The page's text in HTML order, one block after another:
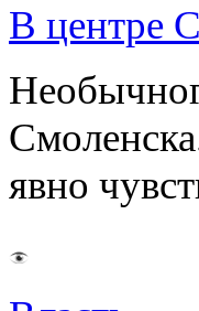
В центре
явно